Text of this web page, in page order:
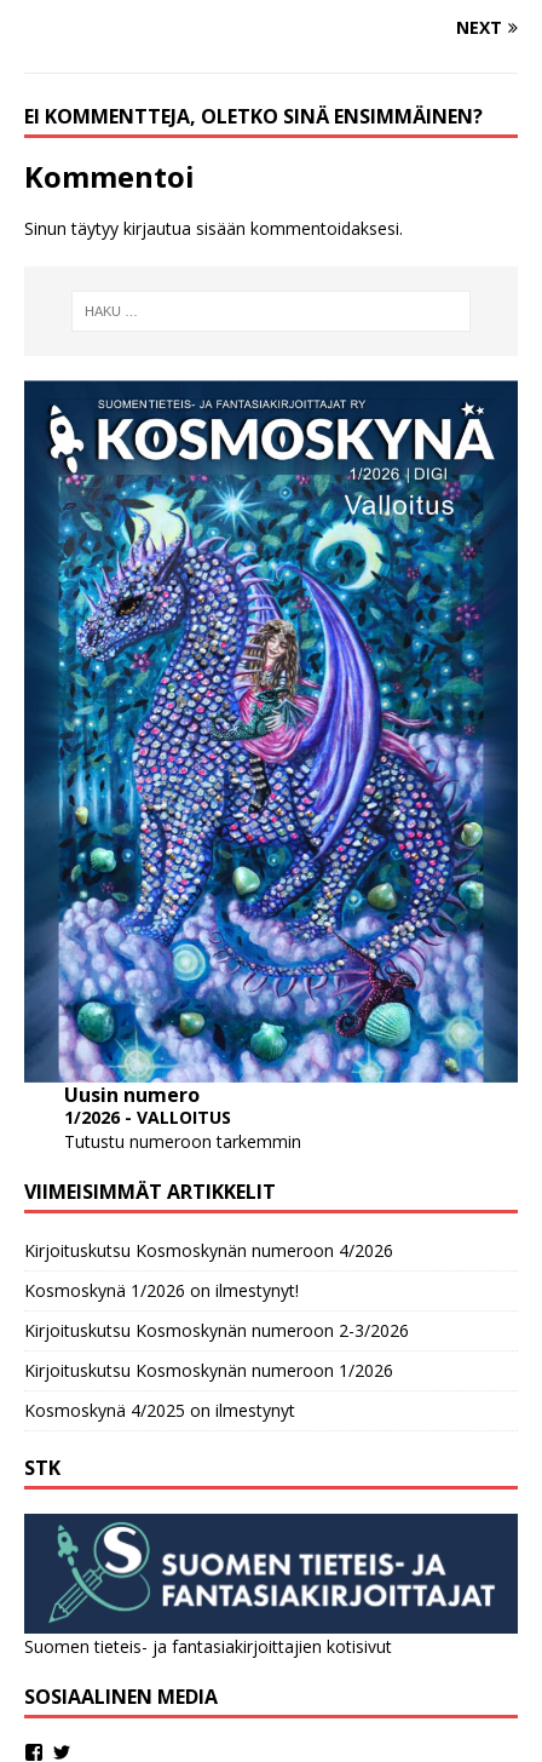
NEXT
EI KOMMENTTEJA, OLETKO SINÄ ENSIMMÄINEN?
Kommentoi
Sinun täytyy kirjautua sisään kommentoidaksesi.
Uusin numero
1/2026 - VALLOITUS
Tutustu numeroon tarkemmin
VIIMEISIMMÄT ARTIKKELIT
Kirjoituskutsu Kosmoskynän numeroon 4/2026
Kosmoskynä 1/2026 on ilmestynyt!
Kirjoituskutsu Kosmoskynän numeroon 2-3/2026
Kirjoituskutsu Kosmoskynän numeroon 1/2026
Kosmoskynä 4/2025 on ilmestynyt
STK
Suomen tieteis- ja fantasiakirjoittajien kotisivut
SOSIAALINEN MEDIA